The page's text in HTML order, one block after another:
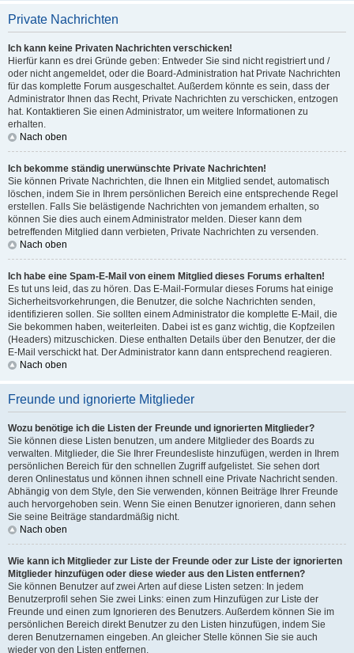
Private Nachrichten
Ich kann keine Privaten Nachrichten verschicken!
Hierfür kann es drei Gründe geben: Entweder Sie sind nicht registriert und /
oder nicht angemeldet, oder die Board-Administration hat Private Nachrichten
für das komplette Forum ausgeschaltet. Außerdem könnte es sein, dass der
Administrator Ihnen das Recht, Private Nachrichten zu verschicken, entzogen
hat. Kontaktieren Sie einen Administrator, um weitere Informationen zu
erhalten.
Nach oben
Ich bekomme ständig unerwünschte Private Nachrichten!
Sie können Private Nachrichten, die Ihnen ein Mitglied sendet, automatisch
löschen, indem Sie in Ihrem persönlichen Bereich eine entsprechende Regel
erstellen. Falls Sie belästigende Nachrichten von jemandem erhalten, so
können Sie dies auch einem Administrator melden. Dieser kann dem
betreffenden Mitglied dann verbieten, Private Nachrichten zu versenden.
Nach oben
Ich habe eine Spam-E-Mail von einem Mitglied dieses Forums erhalten!
Es tut uns leid, das zu hören. Das E-Mail-Formular dieses Forums hat einige
Sicherheitsvorkehrungen, die Benutzer, die solche Nachrichten senden,
identifizieren sollen. Sie sollten einem Administrator die komplette E-Mail, die
Sie bekommen haben, weiterleiten. Dabei ist es ganz wichtig, die Kopfzeilen
(Headers) mitzuschicken. Diese enthalten Details über den Benutzer, der die
E-Mail verschickt hat. Der Administrator kann dann entsprechend reagieren.
Nach oben
Freunde und ignorierte Mitglieder
Wozu benötige ich die Listen der Freunde und ignorierten Mitglieder?
Sie können diese Listen benutzen, um andere Mitglieder des Boards zu
verwalten. Mitglieder, die Sie Ihrer Freundesliste hinzufügen, werden in Ihrem
persönlichen Bereich für den schnellen Zugriff aufgelistet. Sie sehen dort
deren Onlinestatus und können ihnen schnell eine Private Nachricht senden.
Abhängig von dem Style, den Sie verwenden, können Beiträge Ihrer Freunde
auch hervorgehoben sein. Wenn Sie einen Benutzer ignorieren, dann sehen
Sie seine Beiträge standardmäßig nicht.
Nach oben
Wie kann ich Mitglieder zur Liste der Freunde oder zur Liste der ignorierten
Mitglieder hinzufügen oder diese wieder aus den Listen entfernen?
Sie können Benutzer auf zwei Arten auf diese Listen setzen: In jedem
Benutzerprofil sehen Sie zwei Links: einen zum Hinzufügen zur Liste der
Freunde und einen zum Ignorieren des Benutzers. Außerdem können Sie im
persönlichen Bereich direkt Benutzer zu den Listen hinzufügen, indem Sie
deren Benutzernamen eingeben. An gleicher Stelle können Sie sie auch
wieder von den Listen entfernen.